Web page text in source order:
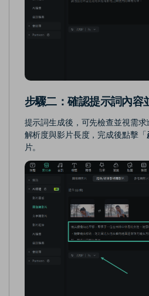
步驟二：確認提示詞內容
提示詞生成後，可先檢查並視需
解析度與影片長度，完成後點擊「
片。